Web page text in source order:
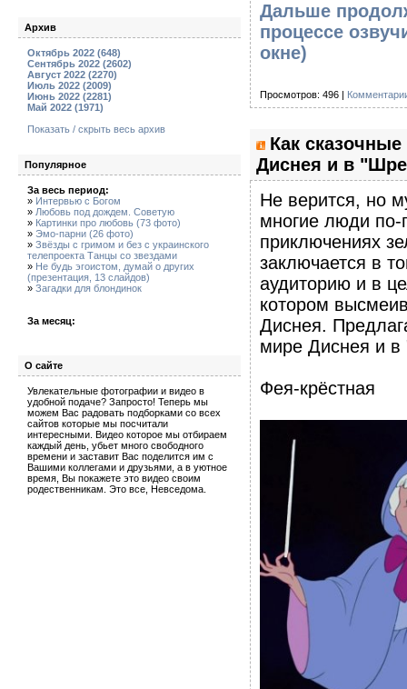
Архив
Октябрь 2022 (648)
Сентябрь 2022 (2602)
Август 2022 (2270)
Июль 2022 (2009)
Июнь 2022 (2281)
Май 2022 (1971)
Показать / скрыть весь архив
Популярное
За весь период:
» Интервью с Богом
» Любовь под дождем. Советую
» Картинки про любовь (73 фото)
» Эмо-парни (26 фото)
» Звёзды с гримом и без с украинского
телепроекта Танцы со звездами
» Не будь эгоистом, думай о других
(презентация, 13 слайдов)
» Загадки для блондинок
За месяц:
О сайте
Увлекательные фотографии и видео в
удобной подаче? Запросто! Теперь мы
можем Вас радовать подборками со всех
сайтов которые мы посчитали
интересными. Видео которое мы отбираем
каждый день, убьет много свободного
времени и заставит Вас поделится им с
Вашими коллегами и друзьями, а в уютное
время, Вы покажете это видео своим
родественникам. Это все, Невседома.
Дальше
процессе
окне)
Просмотров: 496 |
Как
Диснея и в
Не верится, но
многие люди по-
приключениях
заключается в
аудиторию и в
котором
Диснея.
мире Диснея и
Фея-крёстная